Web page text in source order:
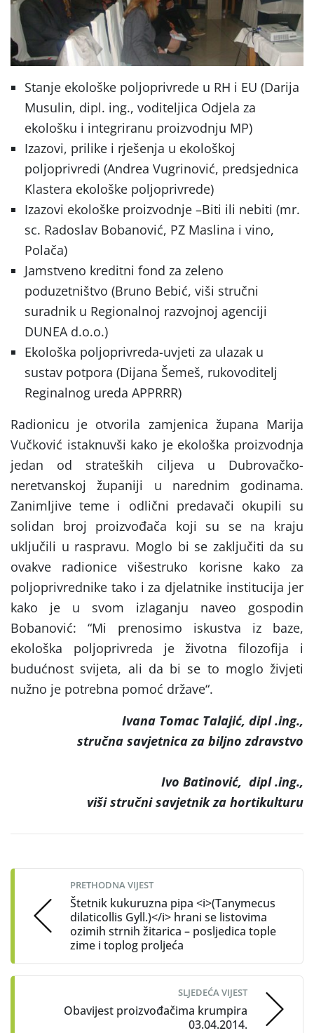
Stanje ekološke poljoprivrede u RH i EU (Darija
Musulin, dipl. ing., voditeljica Odjela za
ekološku i integriranu proizvodnju MP)
Izazovi, prilike i rješenja u ekološkoj
poljoprivredi (Andrea Vugrinović, predsjednica
Klastera ekološke poljoprivrede)
Izazovi ekološke proizvodnje –Biti ili nebiti (mr.
sc. Radoslav Bobanović, PZ Maslina i vino,
Polača)
Jamstveno kreditni fond za zeleno
poduzetništvo (Bruno Bebić, viši stručni
suradnik u Regionalnoj razvojnoj agenciji
DUNEA d.o.o.)
Ekološka poljoprivreda-uvjeti za ulazak u
sustav potpora (Dijana Šemeš, rukovoditelj
Reginalnog ureda APPRRR)
Radionicu je otvorila zamjenica župana Marija
Vučković istaknuvši kako je ekološka proizvodnja
jedan od strateških ciljeva u Dubrovačko-
neretvanskoj županiji u narednim godinama.
Zanimljive teme i odlični predavači okupili su
solidan broj proizvođača koji su se na kraju
uključili u raspravu. Moglo bi se zaključiti da su
ovakve radionice višestruko korisne kako za
poljoprivrednike tako i za djelatnike institucija jer
kako je u svom izlaganju naveo gospodin
Bobanović: “Mi prenosimo iskustva iz baze,
ekološka poljoprivreda je životna filozofija i
budućnost svijeta, ali da bi se to moglo živjeti
nužno je potrebna pomoć države“.
Ivana Tomac Talajić, dipl .ing.,
stručna savjetnica za biljno zdravstvo
Ivo Batinović, dipl .ing.,
viši stručni savjetnik za hortikulturu
navigation
PRETHODNA VIJEST
Štetnik kukuruzna pipa <i>(Tanymecus
dilaticollis Gyll.)</i> hrani se listovima
ozimih strnih žitarica – posljedica tople
zime i toplog proljeća
SLJEDEĆA VIJEST
Obavijest proizvođačima krumpira
03.04.2014.